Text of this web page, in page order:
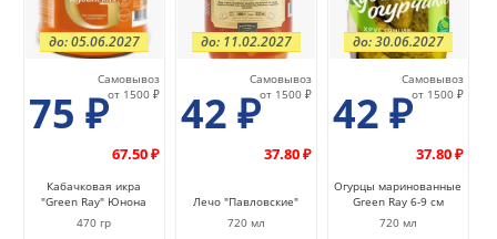
75 ₽
Самовывоз
от 1500 ₽
67.50 ₽
Кабачковая икра
"Green Ray" Юнона
до: 05.06.2027
470 гр
42 ₽
Самовывоз
от 1500 ₽
37.80 ₽
Лечо "Павловские"
до: 11.02.2027
720 мл
42 ₽
Самовывоз
от 1500 ₽
37.80 ₽
Огурцы маринованные
Green Ray 6-9 см
до: 30.06.2027
720 мл